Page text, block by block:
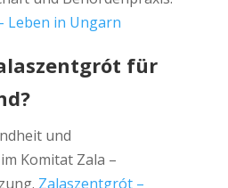
Leben in Ungarn
für
und
Komitat Zala –
Zalaszentgrót –